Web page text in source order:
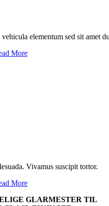
elementum sed sit amet
More
Vivamus suscipit tortor.
More
GLARMESTER TIL